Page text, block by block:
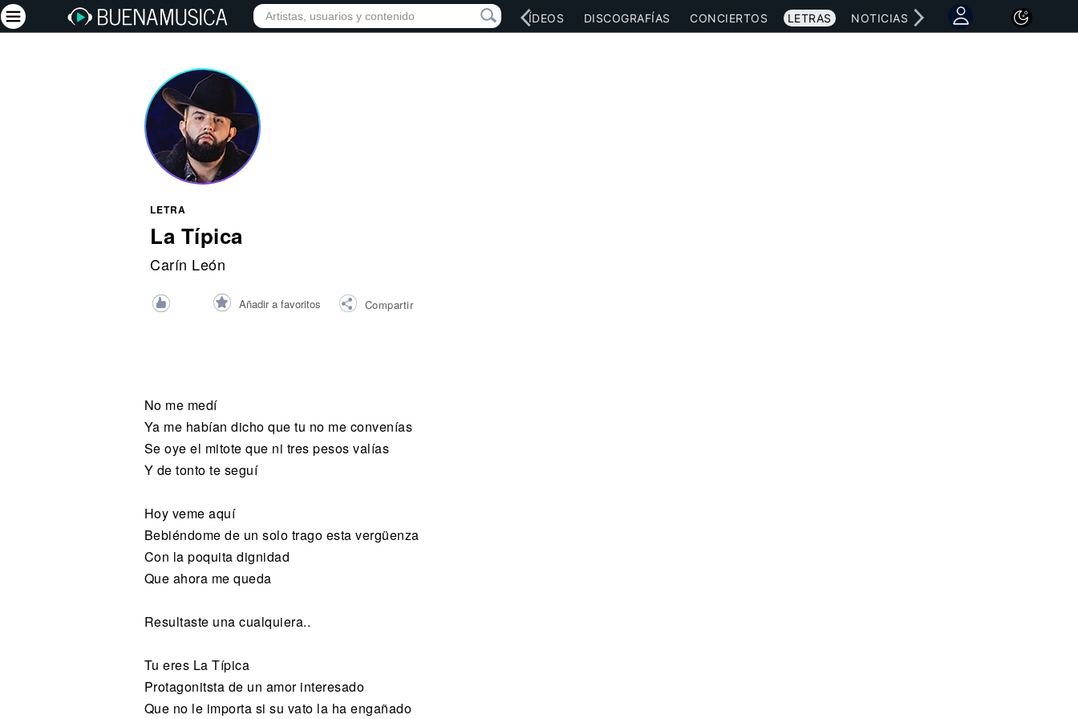
INICIO ARTISTAS RED SOCIAL MÚSICA VÍDEOS DISCOGRAFÍAS CONCIERTOS LETRAS NOTICIAS
LETRA
La Típica
Carín León
Añadir a favoritos Compartir
No me medí
Ya me habían dicho que tu no me convenías
Se oye el mitote que ni tres pesos valías
Y de tonto te seguí
Hoy veme aquí
Bebiéndome de un solo trago esta vergüenza
Con la poquita dignidad
Que ahora me queda
Resultaste una cualquiera..
Tu eres La Típica
Protagonitsta de un amor interesado
Que no le importa si su vato la ha engañado